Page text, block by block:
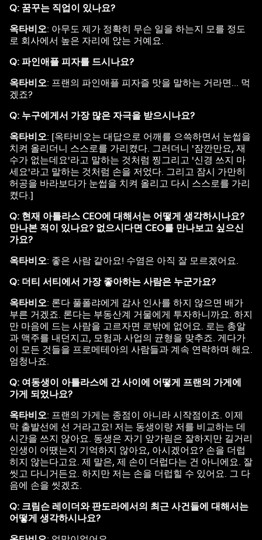
Q: 꿈꾸는 직업이 있나요?
옥타비오: 아무도 제가 정확히 무슨 일을 하는지 모를 정도
로 회사에서 높은 자리에 앉는 거예요.
Q: 파인애플 피자를 드시나요?
옥타비오: 프랜의 파인애플 피자즐 맛을 말하는 거라면... 먹
겠죠?
Q: 누구에게서 가장 많은 자극을 받으시나요?
옥타비오: [옥타비오는 대답으로 어깨를 으쓱하면서 눈썹을
치켜 올리더니 스스로를 가리켰다. 그러더니 '잠깐만요, 재
수가 없는데요'라고 말하는 것처럼 찡그리고 '신경 쓰지 마
세요'라고 말하는 것처럼 손을 저었다. 그리고 잠시 가만히
허공을 바라보다가 눈썹을 치켜 올리고 다시 스스로를 가리
켰다.]
Q: 현재 아틀라스 CEO에 대해서는 어떻게 생각하시나요?
만나본 적이 있나요? 없으시다면 CEO를 만나보고 싶으신
가요?
옥타비오: 좋은 사람 같아요! 수염은 아직 잘 모르겠어요.
Q: 더티 서티에서 가장 좋아하는 사람은 누군가요?
옥타비오: 론다 풀폴랴에게 감사 인사를 하지 않으면 배가
부른 거겠죠. 론다는 부동산계 거물에게 투자하니까요. 하지
만 마음에 드는 사람을 고르자면 로밖에 없어요. 로는 총알
과 맥주를 내던지고, 모험과 사업의 균형을 맞추죠. 게다가
이 모든 것들을 프로메테아의 사람들과 계속 연락하며 해요.
엄청나죠.
Q: 여동생이 아틀라스에 간 사이에 어떻게 프랜의 가게에
가게 되었나요?
옥타비오: 프랜의 가게는 종점이 아니라 시작점이죠. 이제
막 출발선에 선 거라고요! 저는 동생이랑 저를 비교하는 데
시간을 쓰지 않아요. 동생은 자기 앞가림은 잘하지만 길거리
인생이 어땠는지 기억하지 않아요, 아시겠어요? 손을 더럽
히지 않는다고요. 제 말은, 제 손이 더럽다는 건 아니에요. 잘
씻고 다니거든요. 하지만 저는 손을 더럽힐 수 있어요. 그 다
음에 손을 씻겠죠.
Q: 크림슨 레이더와 판도라에서의 최근 사건들에 대해서는
어떻게 생각하시나요?